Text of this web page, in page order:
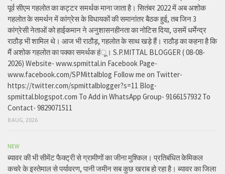
पूर्व सीएम गहलोत का कट्टर समर्थक माना जाता है। सितंबर 2022 में अब अशोक
गहलोत के समर्थन में कांग्रेस के विधायकों की समानांतर बैठक हुई, तब जिन 3
कांग्रेसी नेताओं को हाईकमान ने अनुशासनहीनता का नोटिस दिया, उसमें धर्मेन्द्र
राठौड़ भी शामिल थे। आज भी राठौड़, गहलोत के साथ खड़े हैं। राठौड़ का कहना है कि
मैं अशोक गहलोत का पक्का समर्थक हंू। S.P.MITTAL BLOGGER ( 08-08-
2026) Website- www.spmittal.in Facebook Page-
www.facebook.com/SPMittalblog Follow me on Twitter-
https://twitter.com/spmittalblogger?s=11 Blog-
spmittal.blogspot.com To Add in WhatsApp Group- 9166157932 To
Contact- 9829071511
8 AUG, 2026
NEW
ब्यावर की भी सीमेंट फैक्ट्री से ग्रामीणों का जीना मुश्किल। प्रतिबंधित केमिकल
कचरे के इस्तेमाल से पर्यावरण, पानी जमीन सब कुछ खराब हो रहा है। ब्यावर का जिला